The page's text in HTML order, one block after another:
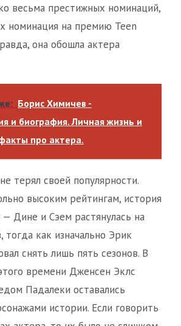
весьма престижных номинаций,
номинация на премию Teen
она обошла актера
Борис Химичев -
и биография. Личная жизнь и
про актера.
терял своей популярности.
высоким рейтингам, история
Дине и Сэем растянулась на
тогда как изначально Эрик
снять лишь пять сезонов. В
времени Дженсен Эклс
Падалеки оставались
истории. Если говорить